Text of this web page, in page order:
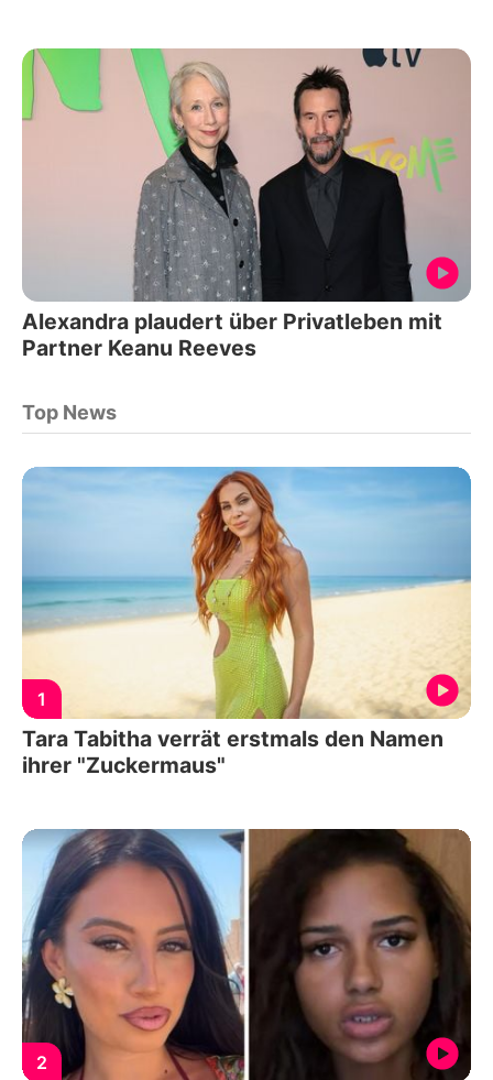
Alexandra plaudert über Privatleben mit
Partner Keanu Reeves
Top News
1
Tara Tabitha verrät erstmals den Namen
ihrer "Zuckermaus"
2